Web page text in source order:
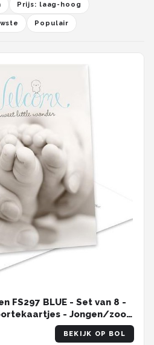
Prijs: laag-hoog
Populair
FS297 BLUE - Set van 8 -
- Jongen/zoon
-- invulkaarten -
BLUE
BEKIJK OP BOL